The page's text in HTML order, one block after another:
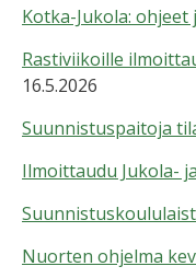
Kotka-Jukola:
Rastiviikoille
16.5.2026
Suunnistuspaitoja
Ilmoittaudu Jukola-
Nuorten ohjelma